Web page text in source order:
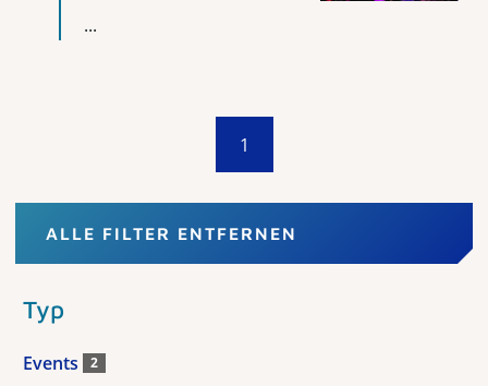
...
1
ALLE FILTER ENTFERNEN
Typ
Events 2